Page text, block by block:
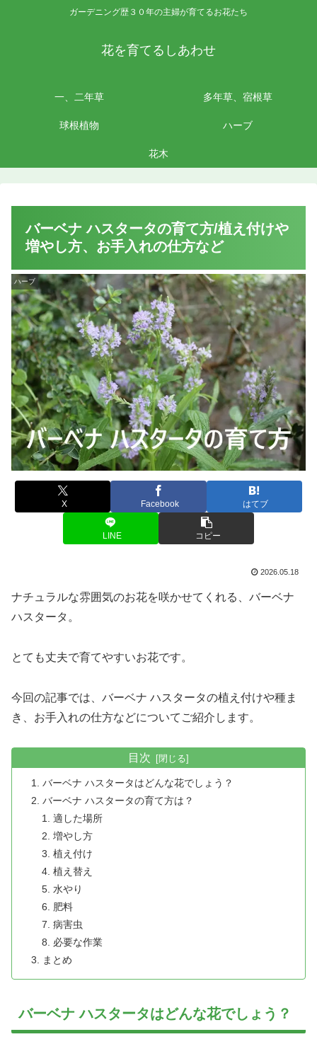
ガーデニング歴３０年の主婦が育てるお花たち
花を育てるしあわせ
一、二年草 多年草、宿根草
球根植物 ハーブ
花木
バーベナ ハスタータの育て方/植え付けや
増やし方、お手入れの仕方など
ハーブ
X Facebook はてブ
LINE コピー
2026.05.18
ナチュラルな雰囲気のお花を咲かせてくれる、バーベナ
ハスタータ。
とても丈夫で育てやすいお花です。
今回の記事では、バーベナ ハスタータの植え付けや種ま
き、お手入れの仕方などについてご紹介します。
目次
バーベナ ハスタータはどんな花でしょう？
バーベナ ハスタータの育て方は？
適した場所
増やし方
植え付け
植え替え
水やり
肥料
病害虫
必要な作業
まとめ
バーベナ ハスタータはどんな花でしょう？